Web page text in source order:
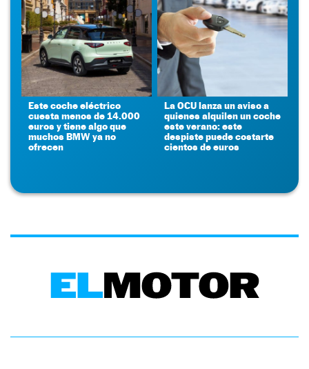
Este coche eléctrico
cuesta menos de 14.000
euros y tiene algo que
muchos BMW ya no
ofrecen
La OCU lanza un aviso a
quienes alquilen un coche
este verano: este
despiste puede costarte
cientos de euros